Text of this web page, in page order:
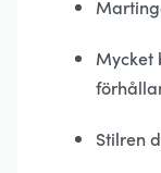
Mycket
Stilren